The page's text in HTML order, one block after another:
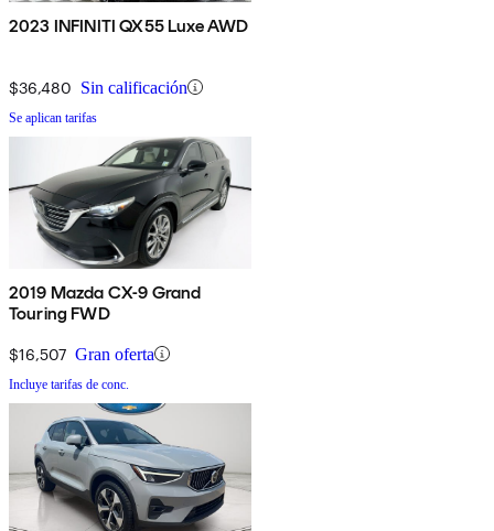
2023 INFINITI QX55 Luxe AWD
$36,480 Sin calificación
Se aplican tarifas
2019 Mazda CX-9 Grand
Touring FWD
$16,507 Gran oferta
Incluye tarifas de conc.